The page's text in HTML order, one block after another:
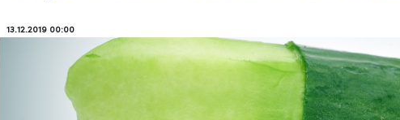
13.12.2019 00:00